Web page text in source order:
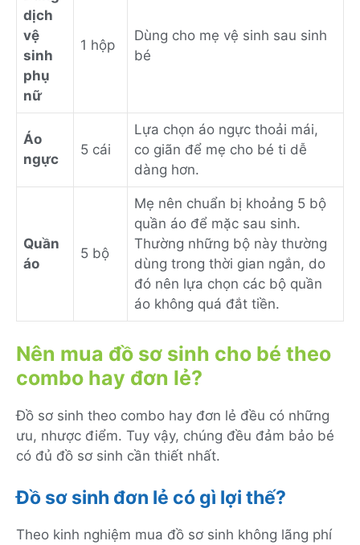
dịch
vệ
sinh
phụ
nữ
1 hộp
Dùng cho mẹ vệ sinh sau sinh
bé
Áo
ngực
5 cái
Lựa chọn áo ngực thoải mái,
co giãn để mẹ cho bé ti dễ
dàng hơn.
Quần
áo
5 bộ
Mẹ nên chuẩn bị khoảng 5 bộ
quần áo để mặc sau sinh.
Thường những bộ này thường
dùng trong thời gian ngắn, do
đó nên lựa chọn các bộ quần
áo không quá đắt tiền.
Nên mua đồ sơ sinh cho bé theo
combo hay đơn lẻ?
Đồ sơ sinh theo combo hay đơn lẻ đều có những
ưu, nhược điểm. Tuy vậy, chúng đều đảm bảo bé
có đủ đồ sơ sinh cần thiết nhất.
Đồ sơ sinh đơn lẻ có gì lợi thế?
Theo kinh nghiệm mua đồ sơ sinh không lãng phí